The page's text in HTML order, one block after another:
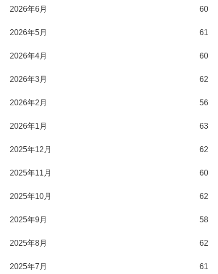
2026年6月 60
2026年5月 61
2026年4月 60
2026年3月 62
2026年2月 56
2026年1月 63
2025年12月 62
2025年11月 60
2025年10月 62
2025年9月 58
2025年8月 62
2025年7月 61